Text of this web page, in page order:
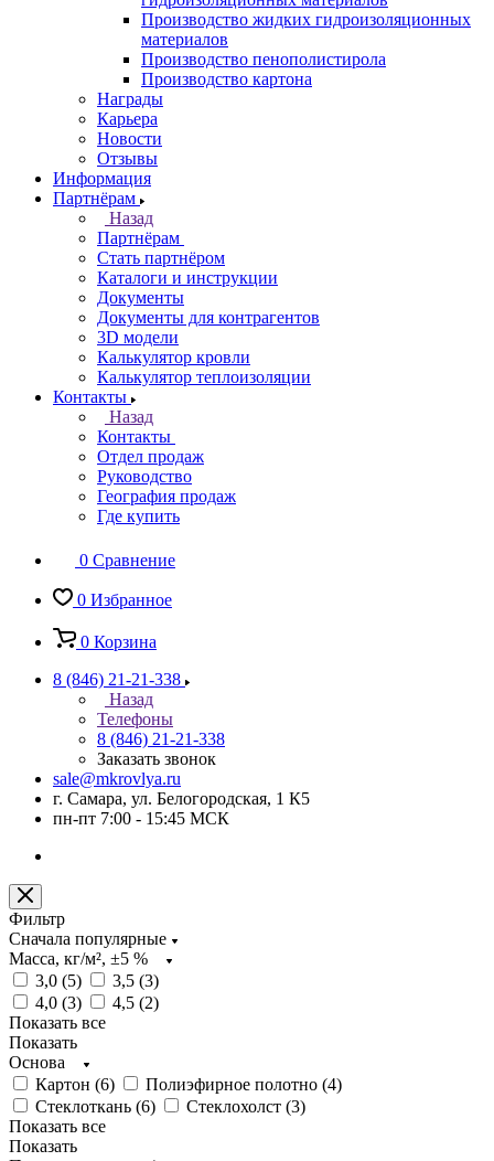
Производство жидких гидроизоляционных
материалов
Производство пенополистирола
Производство картона
Награды
Карьера
Новости
Отзывы
Информация
Партнёрам
Назад
Партнёрам
Стать партнёром
Каталоги и инструкции
Документы
Документы для контрагентов
3D модели
Калькулятор кровли
Калькулятор теплоизоляции
Контакты
Назад
Контакты
Отдел продаж
Руководство
География продаж
Где купить
0 Сравнение
0 Избранное
0 Корзина
8 (846) 21-21-338
Назад
Телефоны
8 (846) 21-21-338
Заказать звонок
sale@mkrovlya.ru
г. Самара, ул. Белогородская, 1 К5
пн-пт 7:00 - 15:45 МСК
Фильтр
Сначала популярные
Масса, кг/м², ±5 %
3,0 (5) 3,5 (3)
4,0 (3) 4,5 (2)
Показать все
Показать
Основа
Картон (6) Полиэфирное полотно (4)
Стеклоткань (6) Стеклохолст (3)
Показать все
Показать